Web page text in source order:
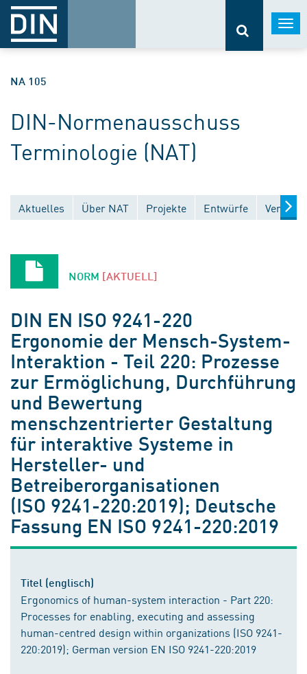
NA 105
DIN-Normenausschuss
Terminologie (NAT)
Aktuelles Über NAT Projekte Entwürfe
NORM [AKTUELL]
DIN EN ISO 9241-220
Ergonomie der Mensch-System-
Interaktion - Teil 220: Prozesse
zur Ermöglichung, Durchführung
und Bewertung
menschzentrierter Gestaltung
für interaktive Systeme in
Hersteller- und
Betreiberorganisationen
(ISO 9241-220:2019); Deutsche
Fassung EN ISO 9241-220:2019
Titel (englisch)
Ergonomics of human-system interaction - Part 220:
Processes for enabling, executing and assessing
human-centred design within organizations (ISO 9241-
220:2019); German version EN ISO 9241-220:2019